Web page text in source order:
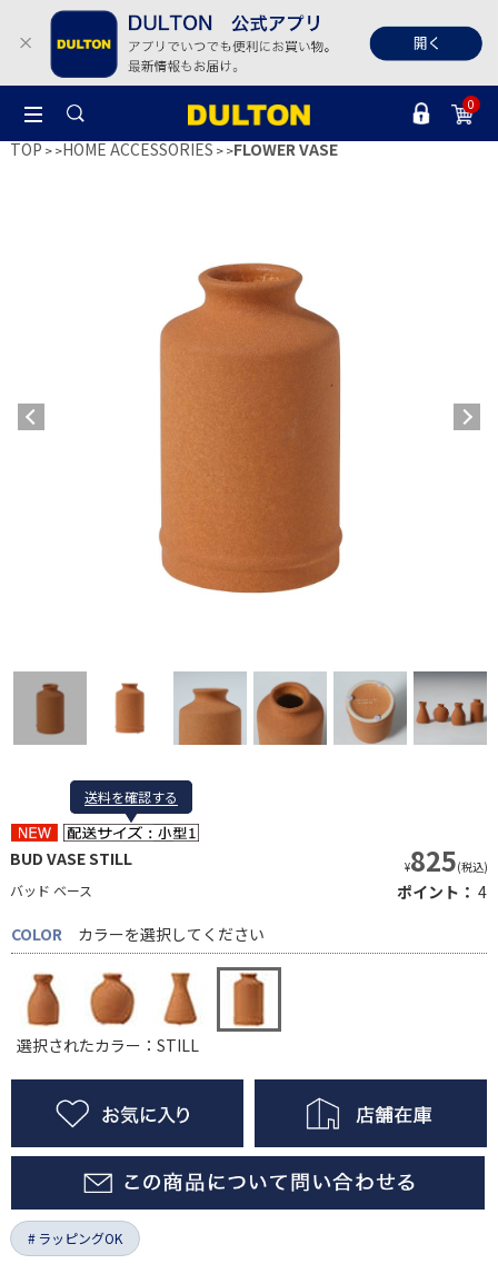
0
TOP >HOME ACCESSORIES >FLOWER VASE
送料を確認する
送料を確認する
BUD VASE STILL
バッド ベース
¥825(税込)
ポイント： 4
COLOR
カラーを選択してください
選択されたカラー：STILL
ラッピングOK